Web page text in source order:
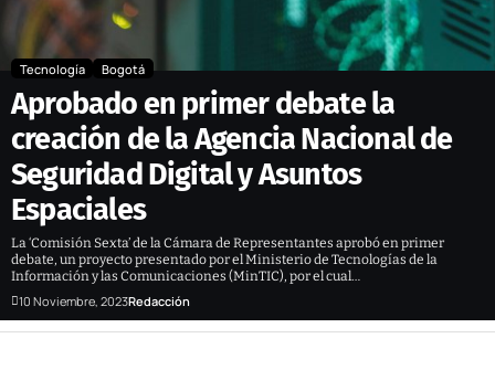
Tecnología Bogotá
Aprobado en primer debate la
creación de la Agencia Nacional de
Seguridad Digital y Asuntos
Espaciales
La ‘Comisión Sexta’ de la Cámara de Representantes aprobó en primer
debate, un proyecto presentado por el Ministerio de Tecnologías de la
Información y las Comunicaciones (MinTIC), por el cual…
10 Noviembre, 2023Redacción